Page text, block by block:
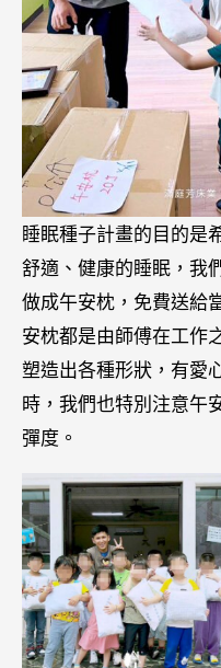
睡眠種子計畫的目的是
舒適、健康的睡眠，我
做成午安枕，免費送給
安枕都是由師傅在工作
塑造出各種形狀，有愛
時，我們也特別注意午
彈度。